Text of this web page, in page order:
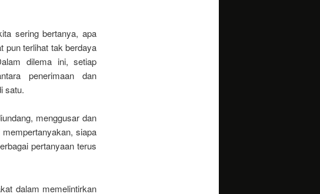
sering bertanya, apa
pun terlihat tak berdaya
dilema ini, setiap
penerimaan dan
satu.
menggusar dan
siapa
pertanyaan terus
dalam memelintirkan